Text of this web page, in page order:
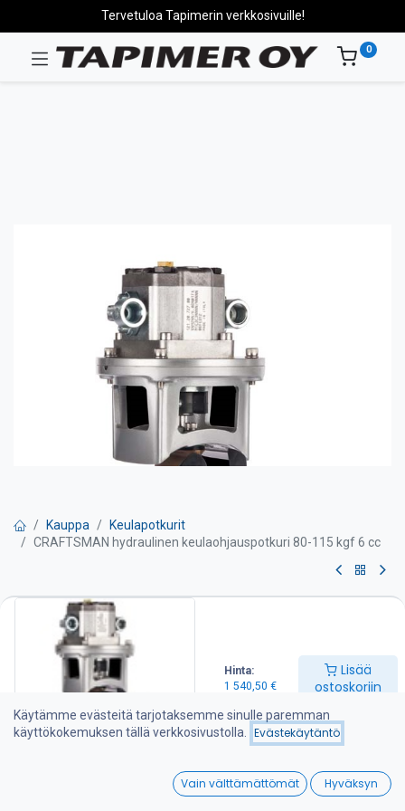
Hinta:
1 540,50 €
Lisää
ostoskoriin
Wishlist
Tervetuloa Tapimerin verkkosivuille!
0
Kauppa
Keulapotkurit
CRAFTSMAN hydraulinen keulaohjauspotkuri 80-115 kgf 6 cc
CRAFTSMAN hydraulinen
keulaohjauspotkuri 80-115 kgf 6
Tehokas ja hiljainen 7-lapainen keulapotkuri Hollannista. Työntö
80-115 kgf. Potkurin halkaisija 185 mm.
Huoltovapaa erikoismuovipotkuri joka on suunniteltu antamaan
Luotettava hydraulinen hammaspyörämoottori ja korkealaatuiset
Käytämme evästeitä tarjotaksemme sinulle paremman
käyttökokemuksen tällä verkkosivustolla.
Evästekäytäntö
Vain välttämättömät Hyväksyn